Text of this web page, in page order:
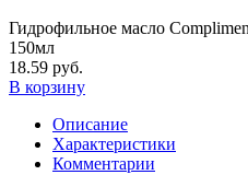
Гидрофильное масло
150мл
18.59 руб.
В корзину
Описание
Характеристики
Комментарии